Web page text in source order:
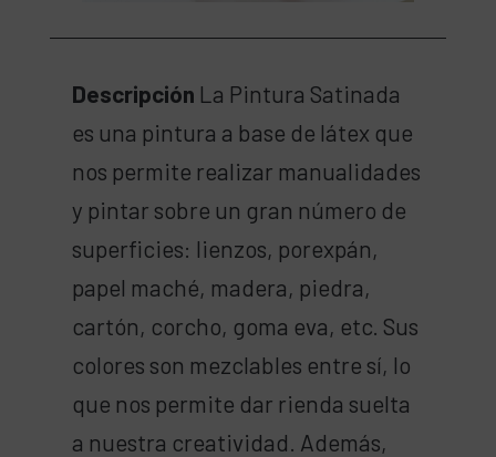
Descripción La Pintura Satinada
es una pintura a base de látex que
nos permite realizar manualidades
y pintar sobre un gran número de
superficies: lienzos, porexpán,
papel maché, madera, piedra,
cartón, corcho, goma eva, etc. Sus
colores son mezclables entre sí, lo
que nos permite dar rienda suelta
a nuestra creatividad. Además,